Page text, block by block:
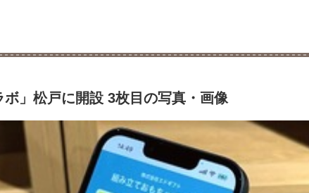
」松戸に開設 3枚目の写真・画像